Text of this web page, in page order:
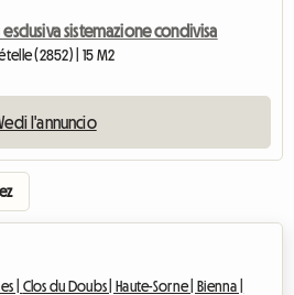
esclusiva sistemazione condivisa
(2852) | 15 M2
l'annuncio
| Clos du Doubs |Haute-Sorne | Bienna |